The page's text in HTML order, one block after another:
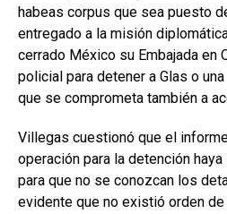
habeas corpus que sea puesto
entregado a la misión
cerrado México su Embajada en
policial para detener a Glas o
que se comprometa también a
Villegas cuestionó que el
operación para la detención
para que no se conozcan los
evidente que no existió orden de